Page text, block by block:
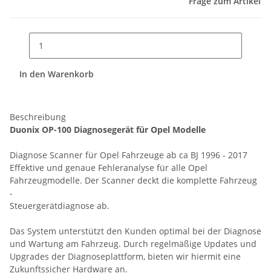
In den Warenkorb
Beschreibung
Duonix OP-100 Diagnosegerät für Opel Modelle
Diagnose Scanner für Opel Fahrzeuge ab ca BJ 1996 - 2017
Effektive und genaue Fehleranalyse für alle Opel
Fahrzeugmodelle. Der Scanner deckt die komplette Fahrzeug
-
Steuergerätdiagnose ab.
Das System unterstützt den Kunden optimal bei der Diagnose
und Wartung am Fahrzeug. Durch regelmäßige Updates und
Upgrades der Diagnoseplattform, bieten wir hiermit eine
Zukunftssicher Hardware an.